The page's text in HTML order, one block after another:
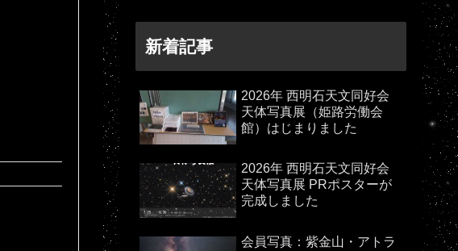
新着記事
2026年 西明石天文同好会
天体写真展（姫路労働会
館）はじまりました
2026年 西明石天文同好会
天体写真展 PRポスターが
完成しました
会員写真：紫金山・アトラ